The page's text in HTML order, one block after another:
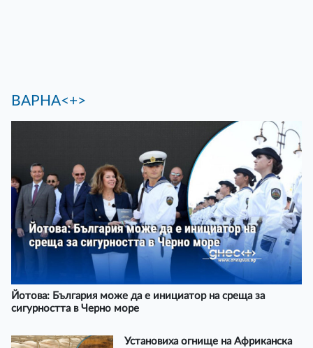
ВАРНА<+>
Йотова: България може да е инициатор на среща за
сигурността в Черно море
Установиха огнище на Африканска